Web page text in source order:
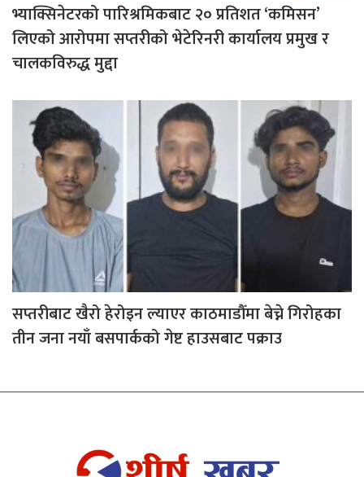
भ्याक्सिनेटरको पारिश्रमिकबाट २० प्रतिशत ‘कमिसन’
लिएको आरोपमा सप्तरीको भेटेरिनरी कार्यालय प्रमुख र
चालकविरुद्ध मुद्दा
सप्तरीबाट खैरो हेरोइन ल्याएर काठमाडौँमा बेच्ने गिरोहका
तीन जना नयाँ बसपार्कको गेष्ट हाउसबाट पक्राउ